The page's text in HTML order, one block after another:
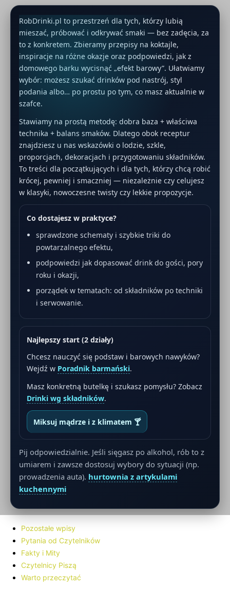
RobDrinki.pl to przestrzeń dla tych, którzy lubią
mieszać, próbować i odkrywać smaki — bez zadęcia, za
to z konkretem. Zbieramy przepisy na koktajle,
inspiracje na różne okazje oraz podpowiedzi, jak z
domowego barku wycisnąć „efekt barowy”. Ułatwiamy
wybór: możesz szukać drinków pod nastrój, styl
podania albo… po prostu po tym, co masz aktualnie w
szafce.
Stawiamy na prostą metodę: dobra baza + właściwa
technika + balans smaków. Dlatego obok receptur
znajdziesz u nas wskazówki o lodzie, szkle,
proporcjach, dekoracjach i przygotowaniu składników.
To treści dla początkujących i dla tych, którzy chcą robić
krócej, pewniej i smaczniej — niezależnie czy celujesz
w klasyki, nowoczesne twisty czy lekkie propozycje.
Co dostajesz w praktyce?
sprawdzone schematy i szybkie triki do
powtarzalnego efektu,
podpowiedzi jak dopasować drink do gości, pory
roku i okazji,
porządek w tematach: od składników po techniki
i serwowanie.
Najlepszy start (2 działy)
Chcesz nauczyć się podstaw i barowych nawyków?
Wejdź w Poradnik barmański.
Masz konkretną butelkę i szukasz pomysłu? Zobacz
Drinki wg składników.
Miksuj mądrze i z klimatem 🍸
Pij odpowiedzialnie. Jeśli sięgasz po alkohol, rób to z
umiarem i zawsze dostosuj wybory do sytuacji (np.
prowadzenia auta). hurtownia z artykulami
kuchennymi
Pozostałe wpisy
Pytania od Czytelników
Fakty i Mity
Czytelnicy Piszą
Warto przeczytać